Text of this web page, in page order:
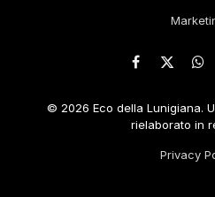
Facebook
X
© 2026 Eco della Lunigiana.
rielaborato in
Privacy